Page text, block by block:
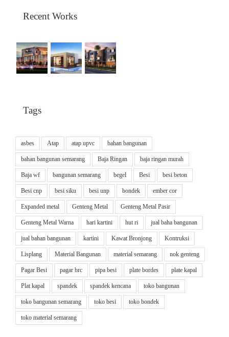
Recent Works
Tags
asbes Atap atap upvc bahan bangunan
bahan bangunan semarang Baja Ringan baja ringan murah
Baja wf bangunan semarang begel Besi besi beton
Besi cnp besi siku besi unp bondek ember cor
Expanded metal Genteng Metal Genteng Metal Pasir
Genteng Metal Warna hari kartini hut ri jual baha bangunan
jual bahan bangunan kartini Kawat Bronjong Kontruksi
Lisplang Material Bangunan material semarang nok genteng
Pagar Besi pagar brc pipa besi plate bordes plate kapal
Plat kapal spandek spandek kencana toko bangunan
toko bangunan semarang toko besi toko bondek
toko material semarang